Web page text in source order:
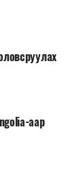
зардал;
бусад
кино,
аар